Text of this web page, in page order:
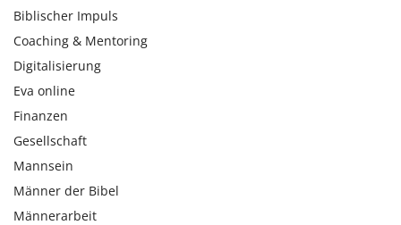
Biblischer Impuls
Coaching & Mentoring
Digitalisierung
Eva online
Finanzen
Gesellschaft
Mannsein
Männer der Bibel
Männerarbeit